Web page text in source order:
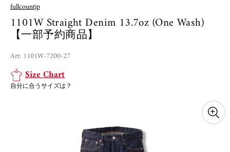
fullcountjp
1101W Straight Denim 13.7oz (One Wash)
【一部予約商品】
Art: 1101W-7200-27
Size Chart
自分に合うサイズは？